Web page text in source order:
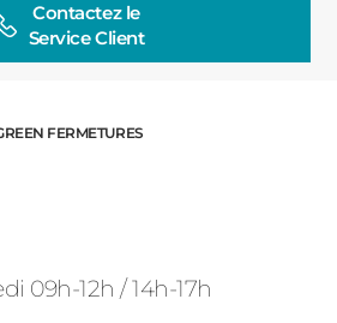
Contactez le
Service Client
FERMETURES
09h-12h / 14h-17h
ALUMINIUM